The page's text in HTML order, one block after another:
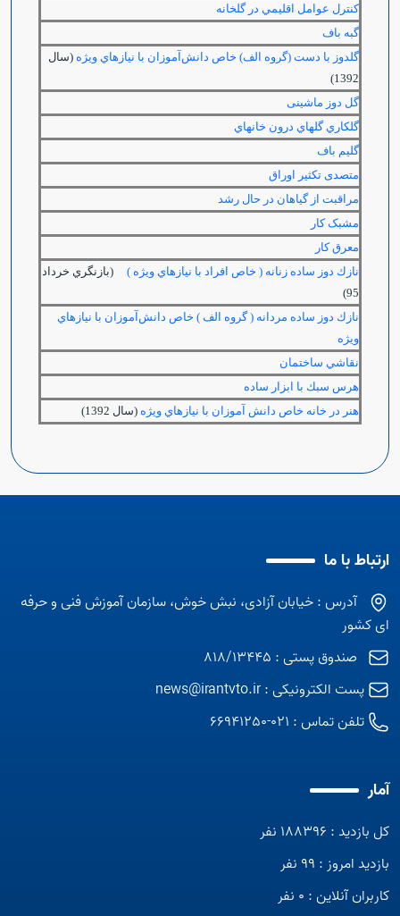
كنترل عوامل اقليمي در گلخانه
گبه باف
گلدوز با دست (گروه الف) خاص دانش‌آموزان با نيازهاي ويژه (سال
1392)
گل دوز ماشینی
گلكاري گل‏هاي درون خانه‏اي
گلیم باف
متصدی تکثیر اوراق
مراقبت از گیاهان در حال رشد
مشبک کار
معرق کار
نازك دوز ساده زنانه ( خاص افراد با نيازهاي ويژه ) (بازنگري خرداد
95)
نازك دوز ساده مردانه ( گروه الف ) خاص دانش‌آموزان با نيازهاي
ويژه
نقاشي ساختمان
هرس سبك با ابزار ساده
هنر در خانه خاص دانش آموزان با نيازهاي ويژه (سال 1392)
ارتباط با ما
آدرس : خیابان آزادی، نبش خوش، سازمان آموزش فنی و حرفه
ای کشور
صندوق پستی : 818/13445
پست الکترونیکی :news@irantvto.ir
تلفن تماس : 021-66941250
آمار
کل بازدید : 188396 نفر
بازدید امروز : 99 نفر
کاربران آنلاین : 0 نفر